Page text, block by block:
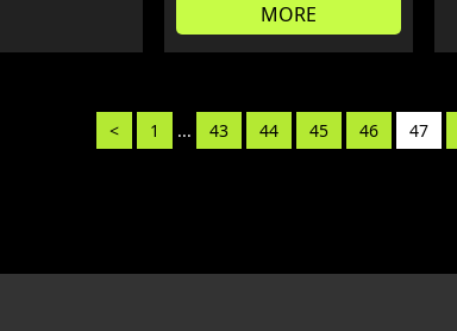
MORE
< 1 ... 43 44 45 46 47